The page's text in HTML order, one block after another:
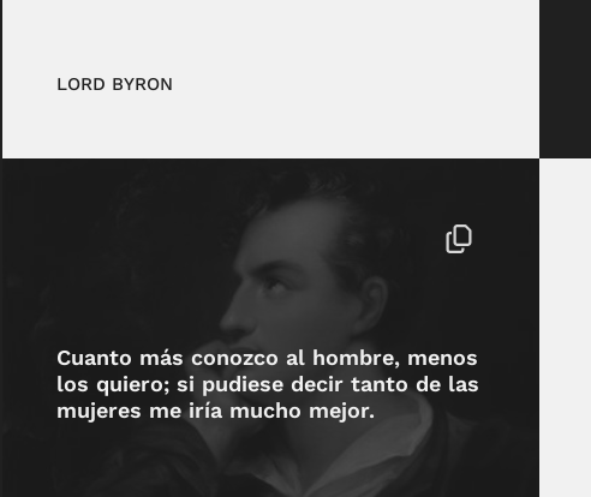
LORD BYRON
Cuanto más conozco al hombre, menos
los quiero; si pudiese decir tanto de las
mujeres me iría mucho mejor.